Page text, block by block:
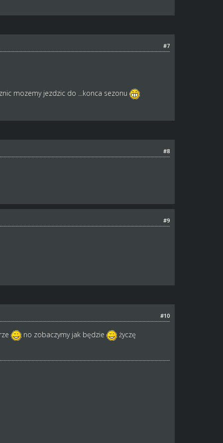
#7
mozemy jezdzic do ...konca sezonu
#8
#9
#10
no zobaczymy jak będzie życzę